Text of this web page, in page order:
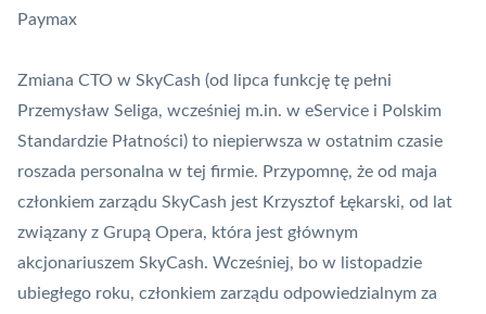
Paymax
Zmiana CTO w SkyCash (od lipca funkcję tę pełni
Przemysław Seliga, wcześniej m.in. w eService i Polskim
Standardzie Płatności) to niepierwsza w ostatnim czasie
roszada personalna w tej firmie. Przypomnę, że od maja
członkiem zarządu SkyCash jest Krzysztof Łękarski, od lat
związany z Grupą Opera, która jest głównym
akcjonariuszem SkyCash. Wcześniej, bo w listopadzie
ubiegłego roku, członkiem zarządu odpowiedzialnym za